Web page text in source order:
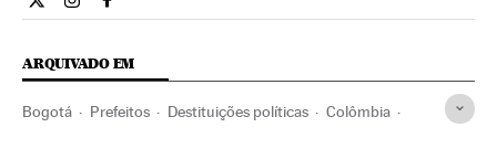
Internacional El País Brasil en Twitter
Internacional El País Brasil en Instagram
Internacional El País Brasil en Facebook
ARQUIVADO EM
Bogotá Prefeitos Destituições políticas Colômbia